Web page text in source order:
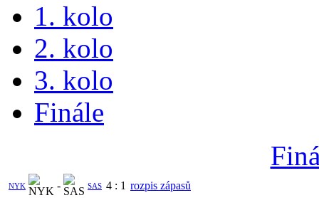
1. kolo
2. kolo
3. kolo
Finále
NYK - SAS 4 : 1 rozpis zápasů